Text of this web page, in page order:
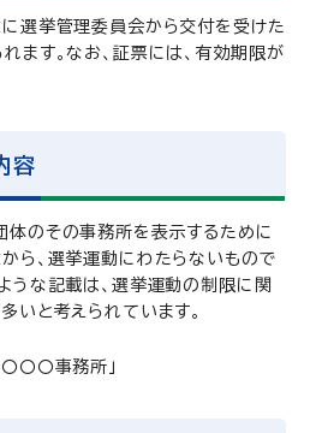
選挙管理委員会から交付を受けた
ます。なお、証票には、有効期限が
容
のその事務所を表示するために
ら、選挙運動にわたらないもので
うな記載は、選挙運動の制限に関
いと考えられています。
〇〇事務所」